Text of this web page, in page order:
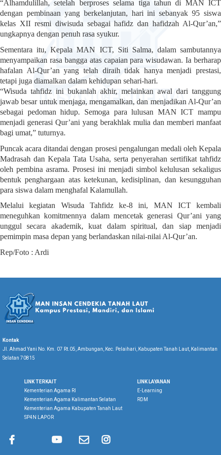
“Alhamdulillah, setelah berproses selama tiga tahun di MAN ICT
dengan pembinaan yang berkelanjutan, hari ini sebanyak 95 siswa
kelas XII resmi diwisuda sebagai hafidz dan hafidzah Al-Qur’an,”
ungkapnya dengan penuh rasa syukur.
Sementara itu, Kepala MAN ICT, Siti Salma, dalam sambutannya
menyampaikan rasa bangga atas capaian para wisudawan. Ia berharap
hafalan Al-Qur’an yang telah diraih tidak hanya menjadi prestasi,
tetapi juga diamalkan dalam kehidupan sehari-hari.
“Wisuda tahfidz ini bukanlah akhir, melainkan awal dari tanggung
jawab besar untuk menjaga, mengamalkan, dan menjadikan Al-Qur’an
sebagai pedoman hidup. Semoga para lulusan MAN ICT mampu
menjadi generasi Qur’ani yang berakhlak mulia dan memberi manfaat
bagi umat,” tuturnya.
Puncak acara ditandai dengan prosesi pengalungan medali oleh Kepala
Madrasah dan Kepala Tata Usaha, serta penyerahan sertifikat tahfidz
oleh pembina asrama. Prosesi ini menjadi simbol kelulusan sekaligus
bentuk penghargaan atas ketekunan, kedisiplinan, dan kesungguhan
para siswa dalam menghafal Kalamullah.
Melalui kegiatan Wisuda Tahfidz ke-8 ini, MAN ICT kembali
meneguhkan komitmennya dalam mencetak generasi Qur’ani yang
unggul secara akademik, kuat dalam spiritual, dan siap menjadi
pemimpin masa depan yang berlandaskan nilai-nilai Al-Qur’an.
Rep/Foto : Ardi
Kontak
Jl. Ahmad Yani No. Km. 07 Rt.05, Ambungan, Kec. Pelaihari, Kabupaten Tanah Laut, Kalimantan
Selatan 70815
LINK TERKAIT
Kementerian Agama RI
Kementerian Agama Kalimantan Selatan
Kementerian Agama Kabupaten Tanah Laut
SP4N LAPOR
LINK LAYANAN
E-Learning
RDM
   